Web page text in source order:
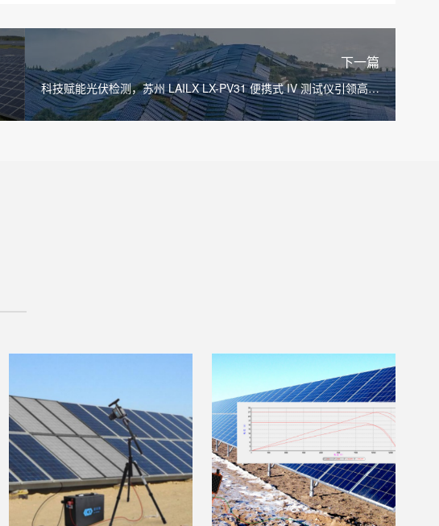
下一篇
科技赋能光伏检测，苏州 LAILX LX-PV31 便携式 IV 测试仪引领高效
测试新变革